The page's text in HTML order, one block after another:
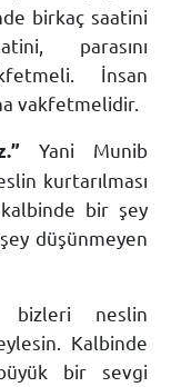
birkaç saatini
parasını
İnsan
vakfetmelidir.
Yani Munib
kurtarılması
bir şey
düşünmeyen
neslin
Kalbinde
bir sevgi